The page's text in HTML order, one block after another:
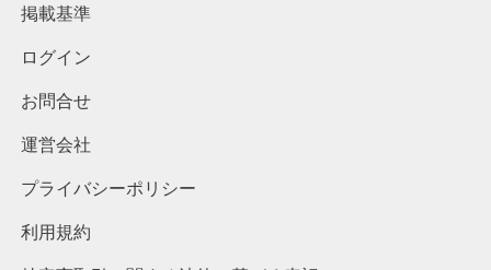
掲載基準
ログイン
お問合せ
運営会社
プライバシーポリシー
利用規約